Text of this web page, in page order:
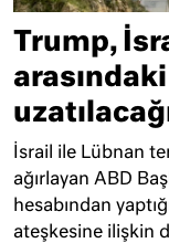
Trump,
İsrail ile Lübnan
ağırlayan ABD
hesabından
ateşkesine ilişkin